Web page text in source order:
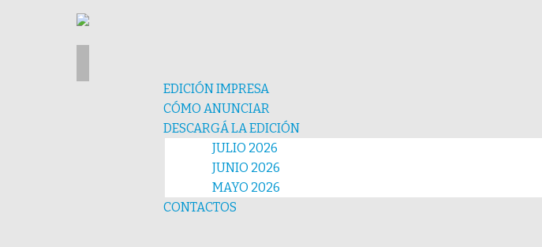
EDICIÓN IMPRESA
CÓMO ANUNCIAR
DESCARGÁ LA EDICIÓN
JULIO 2026
JUNIO 2026
MAYO 2026
CONTACTOS